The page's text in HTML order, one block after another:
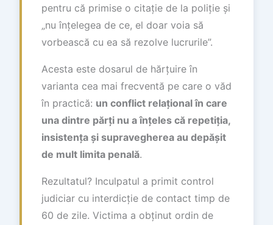
pentru că primise o citație de la poliție și
„nu înțelegea de ce, el doar voia să
vorbească cu ea să rezolve lucrurile”.
Acesta este dosarul de hărțuire în
varianta cea mai frecventă pe care o văd
în practică: un conflict relațional în care
una dintre părți nu a înțeles că repetiția,
insistența și supravegherea au depășit
de mult limita penală.
Rezultatul? Inculpatul a primit control
judiciar cu interdicție de contact timp de
60 de zile. Victima a obținut ordin de